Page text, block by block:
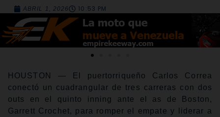
ABRIL 1, 2026 10:53 PM
HOUSTON — El puertorriqueño Carlos Correa
conectó un cuadrangular de tres carreras con dos
outs en el quinto inning ante el as de Boston,
Garrett Crochet, para romper el empate y liderar a